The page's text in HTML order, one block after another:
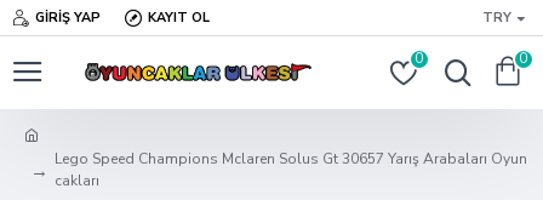
GIRIŞ YAP KAYIT OL TRY
0 0
Lego Speed Champions Mclaren Solus Gt 30657 Yarış Arabaları Oyun
cakları